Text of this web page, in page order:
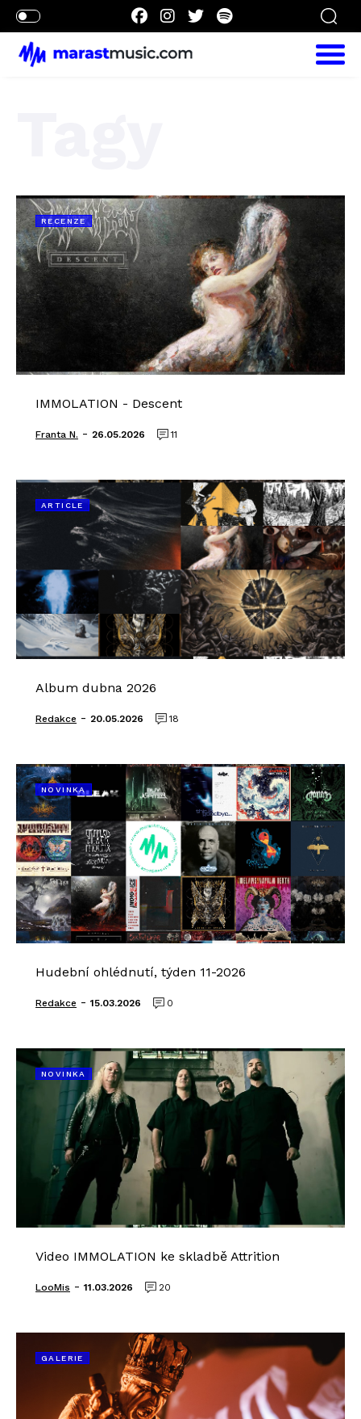
RECENZE
IMMOLATION - Descent
Franta N. - 26.05.2026 11
ARTICLE
Album dubna 2026
Redakce - 20.05.2026 18
NOVINKA
Hudební ohlédnutí, týden 11-2026
Redakce - 15.03.2026 0
NOVINKA
Video IMMOLATION ke skladbě Attrition
LooMis - 11.03.2026 20
GALERIE